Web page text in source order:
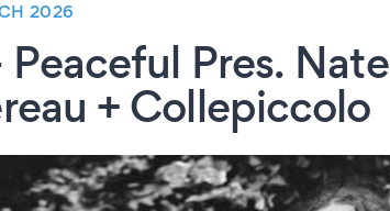
2026
Peaceful Pres. Nate
+ Collepiccolo